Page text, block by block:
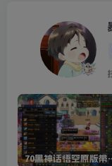
70黑神话悟空